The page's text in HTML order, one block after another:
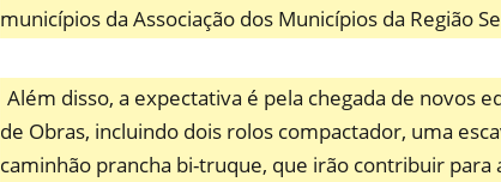
municípios da Associação dos Municípios da Região
Além disso, a expectativa é pela chegada de novos
de Obras, incluindo dois rolos compactador, uma
caminhão prancha bi-truque, que irão contribuir para